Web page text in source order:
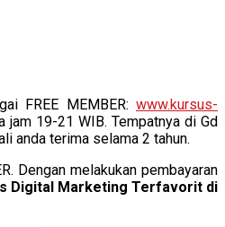
FREE MEMBER: www.kursus-
jam 19-21 WIB. Tempatnya di Gd
anda terima selama 2 tahun.
Dengan melakukan pembayaran
Digital Marketing Terfavorit di